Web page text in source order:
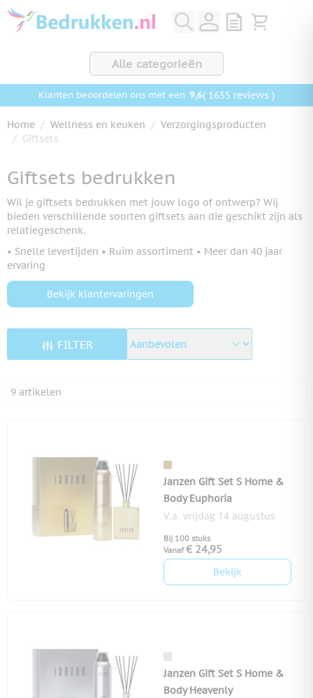
Ga naar de inhoud
View quote,
Bekijk
Alle categorieën
Klanten beoordelen ons met een 9,6( 1655 reviews )
Home / Wellness en keuken / Verzorgingsproducten
/ Giftsets
Giftsets bedrukken
Wil je giftsets bedrukken met jouw logo of ontwerp? Wij
bieden verschillende soorten giftsets aan die geschikt zijn als
relatiegeschenk.
• Snelle levertijden • Ruim assortiment • Meer dan 40 jaar
ervaring
Bekijk klantervaringen
FILTER
9 artikelen
Janzen Gift Set S Home &
Body Euphoria
V.a. vrijdag 14 augustus
Bij 100 stuks
Vanaf € 24,95
Bekijk
Janzen Gift Set S Home &
Body Heavenly